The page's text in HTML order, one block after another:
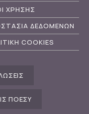
ΧΡΗΣΗΣ
ΔΕΔΟΜΕΝΩΝ
COOKIES
ΠΟΕΣΥ